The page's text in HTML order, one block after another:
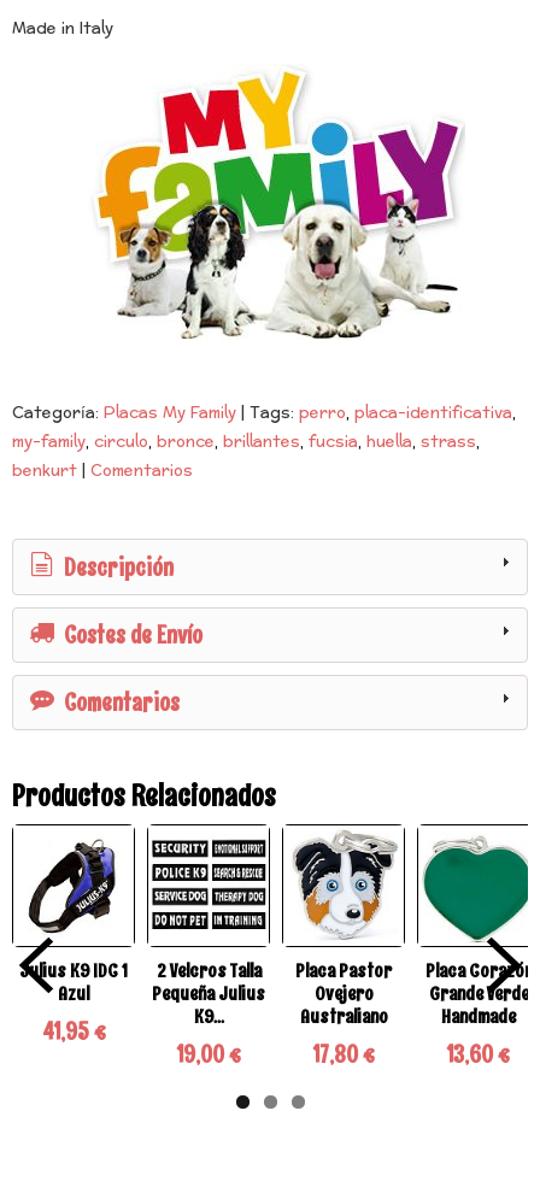
Made in Italy
Categoría: Placas My Family| Tags: perro placa-identificativa
my-family circulo bronce brillantes fucsia huella strass
benkurt| Comentarios
Descripción
Costes de Envío
Comentarios
Productos Relacionados
Julius K9 IDC 1
Azul
41,95 €
2 Velcros Talla
Pequeña Julius
K9...
19,00 €
Placa Pastor
Ovejero
Australiano
17,80 €
Placa Corazón
Grande Verde
Handmade
13,60 €